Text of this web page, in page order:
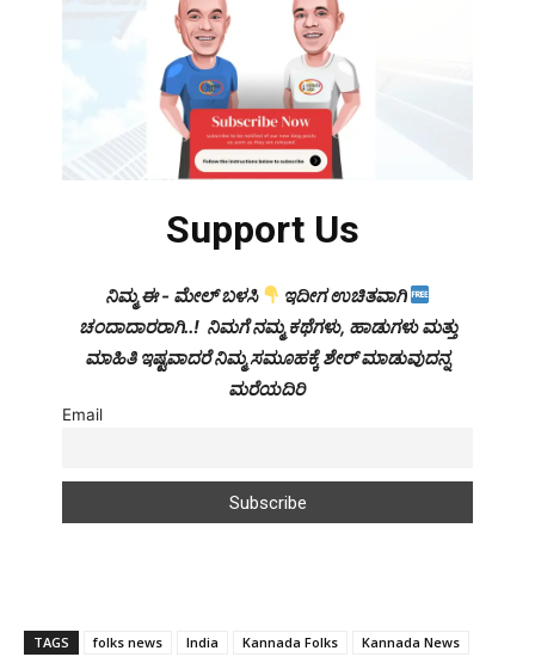
Support Us
ನಿಮ್ಮ ಈ - ಮೇಲ್ ಬಳಸಿ
ಇದೀಗ ಉಚಿತವಾಗಿ
ಚಂದಾದಾರರಾಗಿ..! ನಿಮಗೆ ನಮ್ಮ ಕಥೆಗಳು, ಹಾಡುಗಳು ಮತ್ತು
ಮಾಹಿತಿ ಇಷ್ಟವಾದರೆ ನಿಮ್ಮ ಸಮೂಹಕ್ಕೆ ಶೇರ್ ಮಾಡುವುದನ್ನ
ಮರೆಯದಿರಿ
Email
TAGS folks news India Kannada Folks
Kannada News